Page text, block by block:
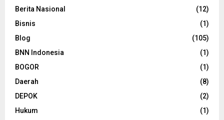
Berita Nasional
(12)
Bisnis
(1)
Blog
(105)
BNN Indonesia
(1)
BOGOR
(1)
Daerah
(8)
DEPOK
(2)
Hukum
(1)